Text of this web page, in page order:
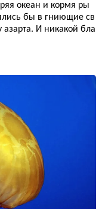
океан и кормя ры
бы в гниющие св
И никакой бла